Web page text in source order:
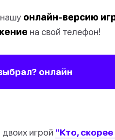
онлайн-версию
на свой телефон!
онлайн
игрой “Кто, скорее